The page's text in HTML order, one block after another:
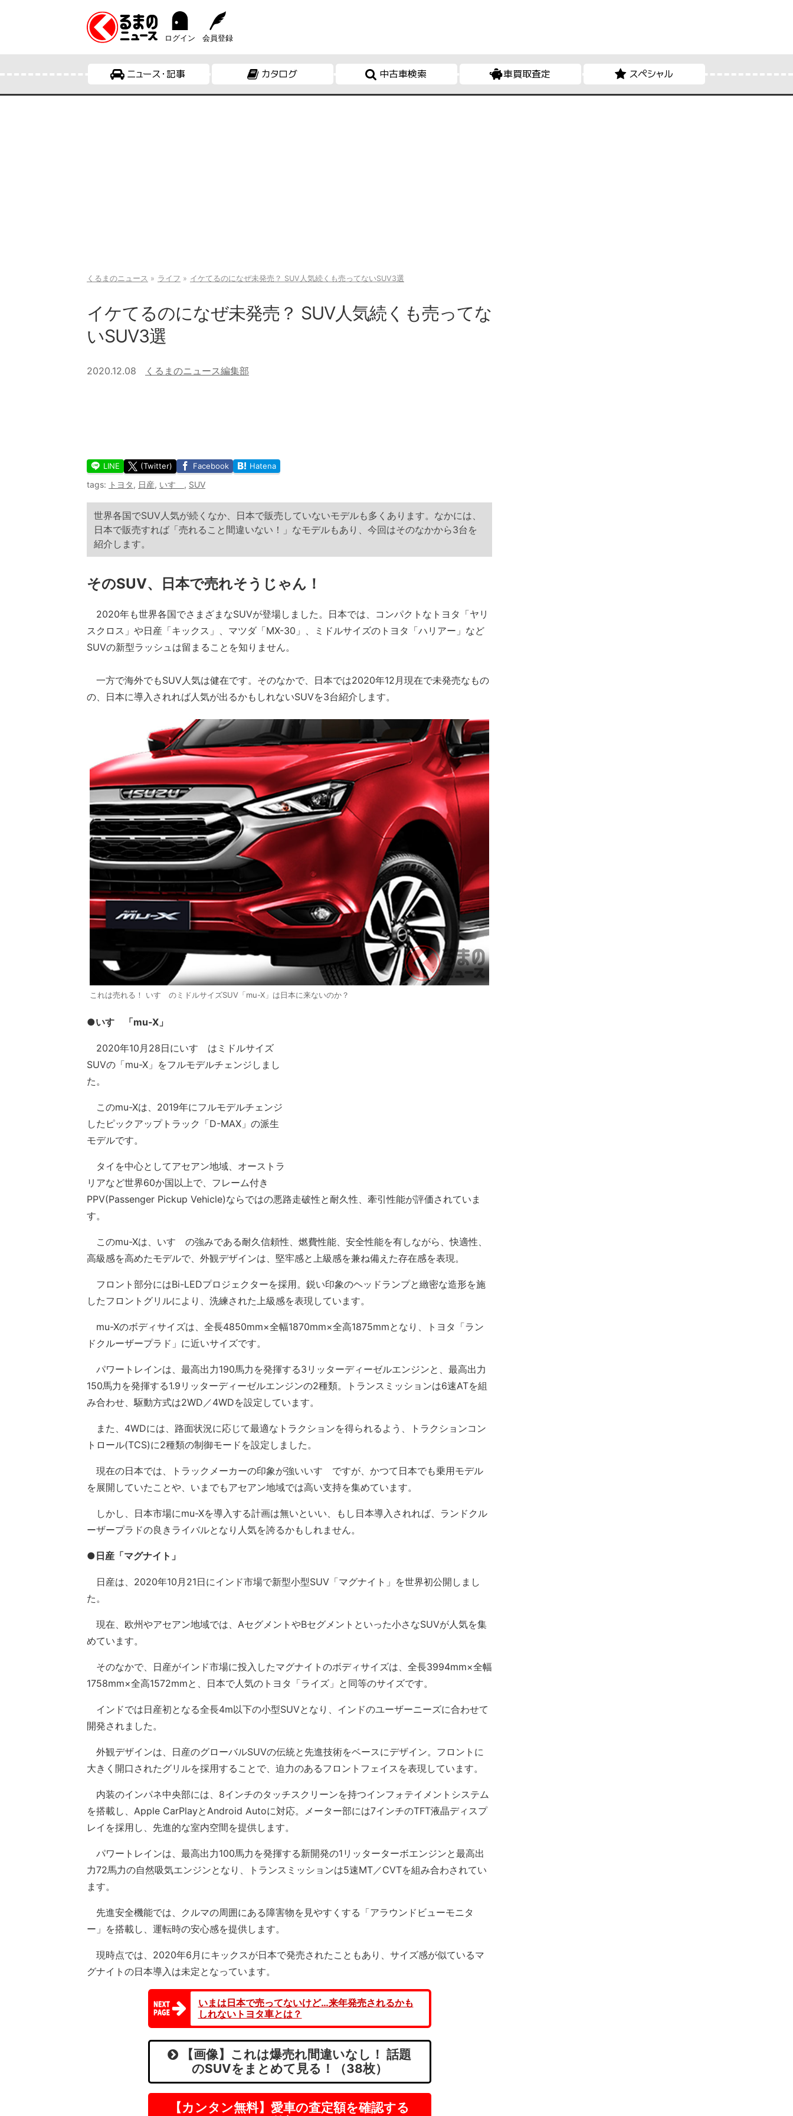
ログイン 会員登録
ニュース・記事 カタログ 中古車検索 車買取査定 スペシャル
くるまのニュース ライフ イケてるのになぜ未発売？ SUV人気続くも売ってないSUV3選
イケてるのになぜ未発売？ SUV人気続くも売ってな
いSUV3選
2020.12.08 くるまのニュース編集部
LINE (Twitter) Facebook Hatena
tags: トヨタ, 日産, いすゞ , SUV
世界各国でSUV人気が続くなか、日本で販売していないモデルも多くあります。なかには、
日本で販売すれば「売れること間違いない！」なモデルもあり、今回はそのなかから3台を
紹介します。
そのSUV、日本で売れそうじゃん！
2020年も世界各国でさまざまなSUVが登場しました。日本では、コンパクトなトヨタ「ヤリ
スクロス」や日産「キックス」、マツダ「MX-30」、ミドルサイズのトヨタ「ハリアー」など
SUVの新型ラッシュは留まることを知りません。
一方で海外でもSUV人気は健在です。そのなかで、日本では2020年12月現在で未発売なもの
の、日本に導入されれば人気が出るかもしれないSUVを3台紹介します。
これは売れる！ いすゞのミドルサイズSUV「mu-X」は日本に来ないのか？
●いすゞ「mu-X」
2020年10月28日にいすゞはミドルサイズ
SUVの「mu-X」をフルモデルチェンジしまし
た。
このmu-Xは、2019年にフルモデルチェンジ
したピックアップトラック「D-MAX」の派生
モデルです。
タイを中心としてアセアン地域、オーストラ
リアなど世界60か国以上で、フレーム付き
PPV(Passenger Pickup Vehicle)ならではの悪路走破性と耐久性、牽引性能が評価されていま
す。
このmu-Xは、いすゞの強みである耐久信頼性、燃費性能、安全性能を有しながら、快適性、
高級感を高めたモデルで、外観デザインは、堅牢感と上級感を兼ね備えた存在感を表現。
フロント部分にはBi-LEDプロジェクターを採用。鋭い印象のヘッドランプと緻密な造形を施
したフロントグリルにより、洗練された上級感を表現しています。
mu-Xのボディサイズは、全長4850mm×全幅1870mm×全高1875mmとなり、トヨタ「ラン
ドクルーザープラド」に近いサイズです。
パワートレインは、最高出力190馬力を発揮する3リッターディーゼルエンジンと、最高出力
150馬力を発揮する1.9リッターディーゼルエンジンの2種類。トランスミッションは6速ATを組
み合わせ、駆動方式は2WD／4WDを設定しています。
また、4WDには、路面状況に応じて最適なトラクションを得られるよう、トラクションコン
トロール(TCS)に2種類の制御モードを設定しました。
現在の日本では、トラックメーカーの印象が強いいすゞですが、かつて日本でも乗用モデル
を展開していたことや、いまでもアセアン地域では高い支持を集めています。
しかし、日本市場にmu-Xを導入する計画は無いといい、もし日本導入されれば、ランドクル
ーザープラドの良きライバルとなり人気を誇るかもしれません。
●日産「マグナイト」
日産は、2020年10月21日にインド市場で新型小型SUV「マグナイト」を世界初公開しまし
た。
現在、欧州やアセアン地域では、AセグメントやBセグメントといった小さなSUVが人気を集
めています。
そのなかで、日産がインド市場に投入したマグナイトのボディサイズは、全長3994mm×全幅
1758mm×全高1572mmと、日本で人気のトヨタ「ライズ」と同等のサイズです。
インドでは日産初となる全長4m以下の小型SUVとなり、インドのユーザーニーズに合わせて
開発されました。
外観デザインは、日産のグローバルSUVの伝統と先進技術をベースにデザイン。フロントに
大きく開口されたグリルを採用することで、迫力のあるフロントフェイスを表現しています。
内装のインパネ中央部には、8インチのタッチスクリーンを持つインフォテイメントシステム
を搭載し、Apple CarPlayとAndroid Autoに対応。メーター部には7インチのTFT液晶ディスプ
レイを採用し、先進的な室内空間を提供します。
パワートレインは、最高出力100馬力を発揮する新開発の1リッターターボエンジンと最高出
力72馬力の自然吸気エンジンとなり、トランスミッションは5速MT／CVTを組み合わされてい
ます。
先進安全機能では、クルマの周囲にある障害物を見やすくする「アラウンドビューモニタ
ー」を搭載し、運転時の安心感を提供します。
現時点では、2020年6月にキックスが日本で発売されたこともあり、サイズ感が似ているマ
グナイトの日本導入は未定となっています。
いまは日本で売ってないけど…来年発売されるかも
しれないトヨタ車とは？
【画像】これは爆売れ間違いなし！ 話題
のSUVをまとめて見る！（38枚）
【カンタン無料】愛車の査定額を確認する